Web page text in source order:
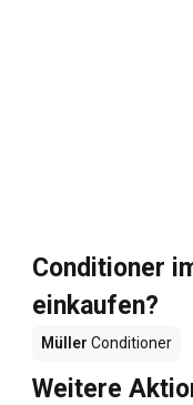
Conditioner
einkaufen?
Müller Conditioner
Weitere